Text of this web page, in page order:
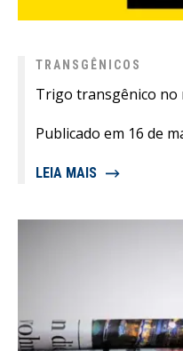
TRANSGÊNICOS
Trigo transgênico no
Publicado em 16 de
LEIA MAIS